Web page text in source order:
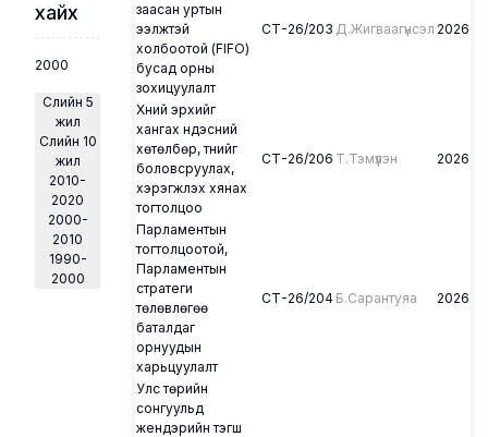
хайх
-
Сүүлийн 5
жил
Сүүлийн 10
жил
2010-
2020
2000-
2010
1990-
2000
заасан уртын
ээлжтэй
холбоотой (FIFO)
бусад орны
зохицуулалт
СТ-26/203 Д.Жигваагүнсэл 2026
Хүний эрхийг
хангах үндэсний
хөтөлбөр, түүнийг
боловсруулах,
хэрэгжүүлэх хянах
тогтолцоо
СТ-26/206 Т.Тэмүүлэн 2026
Парламентын
тогтолцоотой,
Парламентын
стратеги
төлөвлөгөө
баталдаг
орнуудын
харьцуулалт
СТ-26/204 Б.Сарантуяа 2026
Улс төрийн
сонгуульд
жендэрийн тэгш